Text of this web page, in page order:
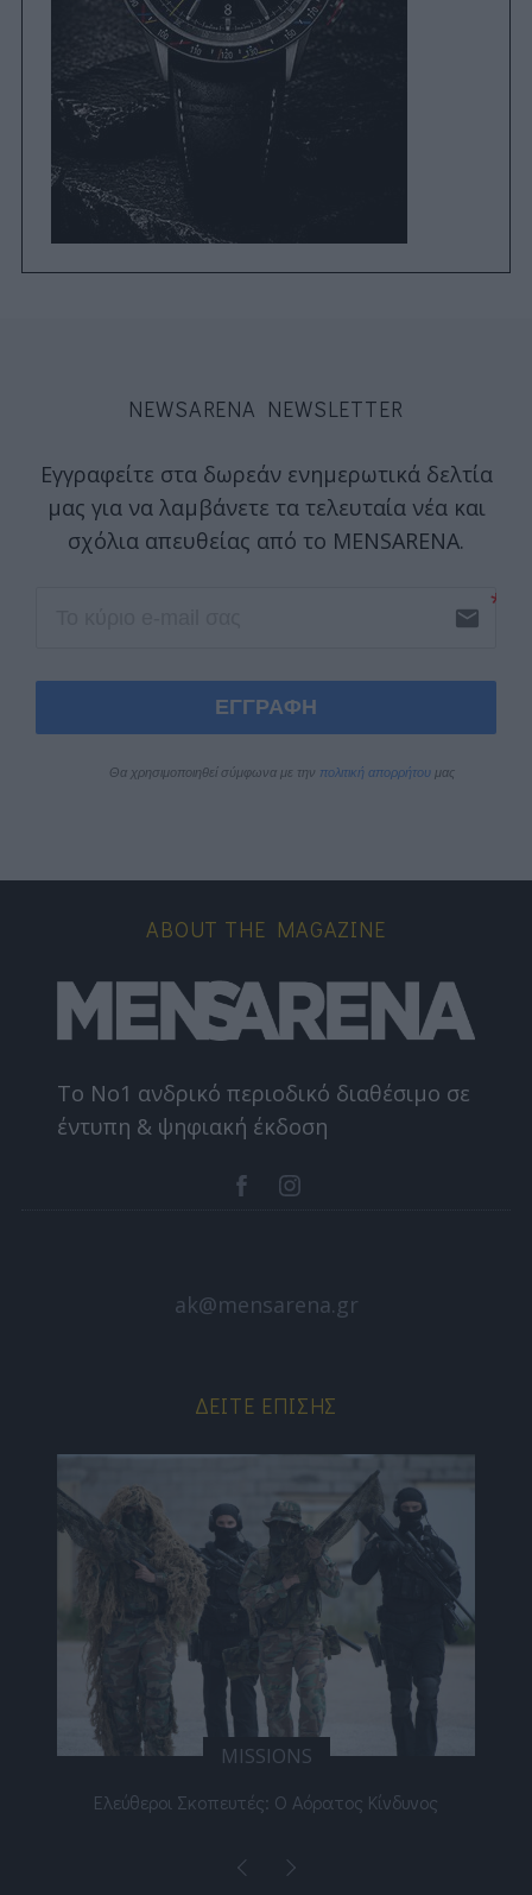
NEWSARENA NEWSLETTER
Εγγραφείτε στα δωρεάν ενημερωτικά δελτία
μας για να λαμβάνετε τα τελευταία νέα και
σχόλια απευθείας από το MENSARENA.
email
ΕΓΓΡΑΦΗ
Θα χρησιμοποιηθεί σύμφωνα με την πολιτική απορρήτου μας
ABOUT THE MAGAZINE
Το Nο1 ανδρικό περιοδικό διαθέσιμο σε
έντυπη & ψηφιακή έκδοση
ak@mensarena.gr
ΔΕΊΤΕ ΕΠΊΣΗΣ
MISSIONS
Ελεύθεροι Σκοπευτές: Ο Αόρατος Κίνδυνος